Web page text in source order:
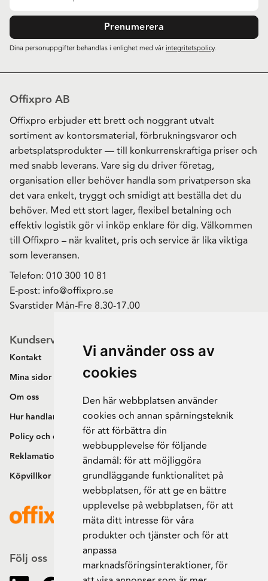
Vi använder oss av
cookies
Den här webbplatsen använder
cookies och annan spårningsteknik
för att förbättra din
webbupplevelse för följande
ändamål: för att möjliggöra
grundläggande funktionalitet på
webbplatsen,för att ge en bättre
upplevelse på webbplatsen,för att
mäta ditt intresse för våra
produkter och tjänster och för att
anpassa
marknadsföringsinteraktioner,för
Prenumerera
Dina personuppgifter behandlas i enlighet med vårintegritetspolicy.
Offixpro AB
Offixpro erbjuder ett brett och noggrant utvalt
sortiment av kontorsmaterial, förbrukningsvaror och
arbetsplatsprodukter — till konkurrenskraftiga priser och
med snabb leverans. Vare sig du driver företag,
organisation eller behöver handla som privatperson ska
det vara enkelt, tryggt och smidigt att beställa det du
behöver. Med ett stort lager, flexibel betalning och
effektiv logistik gör vi inköp enklare för dig. Välkommen
till Offixpro – när kvalitet, pris och service är lika viktiga
som leveransen.
Telefon: 010 300 10 81
E-post: info@offixpro.se
Svarstider Mån-Fre 8.30-17.00
Kundservice
Kontakt
Mina sidor
Om oss
Hur handlar jag?
Policy och cookies
Reklamation och retur
Köpvillkor
Följ oss